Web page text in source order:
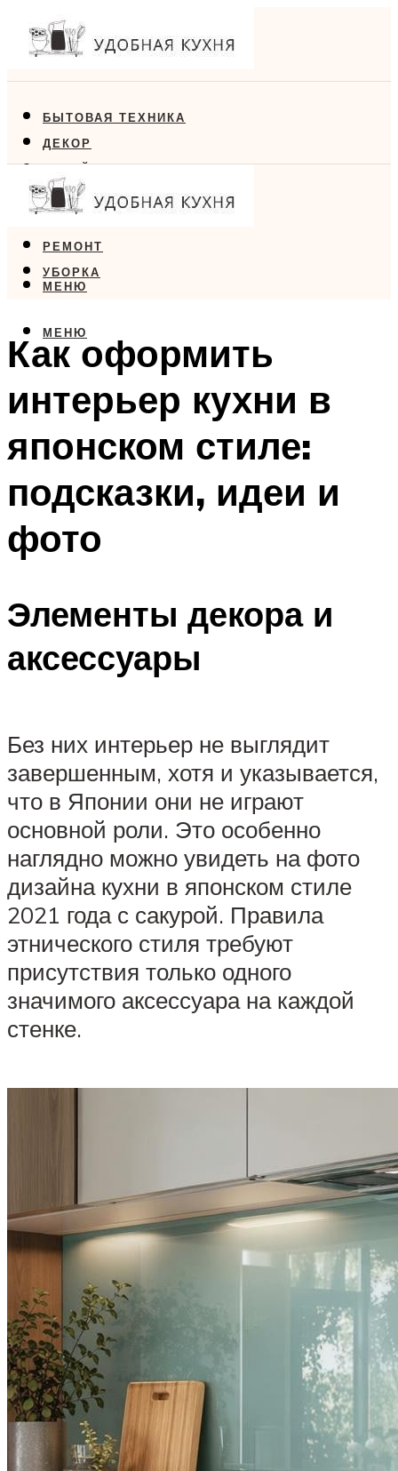
БЫТОВАЯ ТЕХНИКА
ДЕКОР
ДИЗАЙН
ЕДА
РЕМОНТ
УБОРКА
МЕНЮ
МЕНЮ
Как оформить
интерьер кухни в
японском стиле:
подсказки, идеи и
фото
Элементы декора и
аксессуары
Без них интерьер не выглядит
завершенным, хотя и указывается,
что в Японии они не играют
основной роли. Это особенно
наглядно можно увидеть на фото
дизайна кухни в японском стиле
2021 года с сакурой. Правила
этнического стиля требуют
присутствия только одного
значимого аксессуара на каждой
стенке.